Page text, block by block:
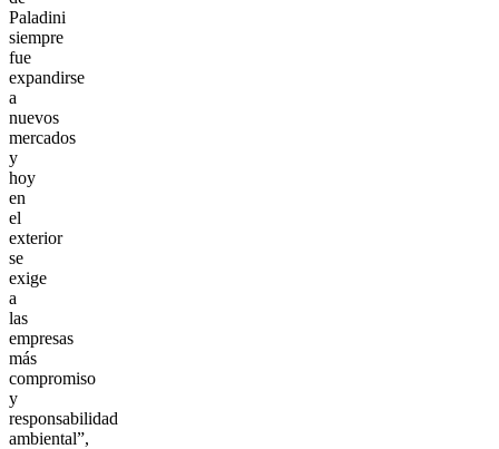
Paladini
siempre
fue
expandirse
a
nuevos
mercados
y
hoy
en
el
exterior
se
exige
a
las
empresas
más
compromiso
y
responsabilidad
ambiental”,